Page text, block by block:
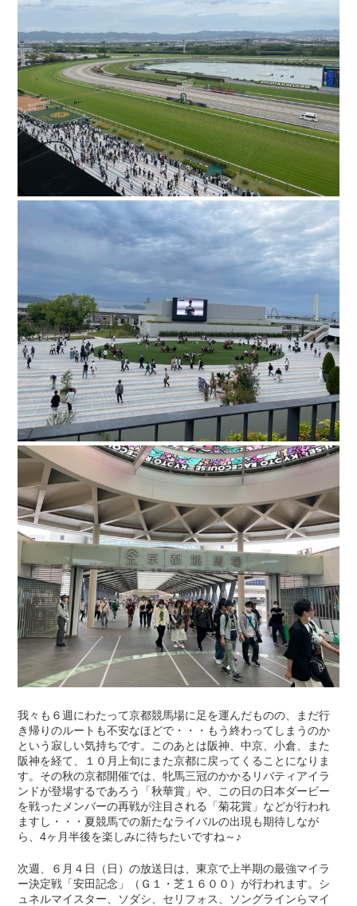
我々も６週にわたって京都競馬場に足を運んだものの、まだ行
き帰りのルートも不安なほどで・・・もう終わってしまうのか
という寂しい気持ちです。このあとは阪神、中京、小倉、また
阪神を経て、１０月上旬にまた京都に戻ってくることになりま
す。その秋の京都開催では、牝馬三冠のかかるリバティアイラ
ンドが登場するであろう「秋華賞」や、この日の日本ダービー
を戦ったメンバーの再戦が注目される「菊花賞」などが行われ
ますし・・・夏競馬での新たなライバルの出現も期待しなが
ら、4ヶ月半後を楽しみに待ちたいですね～♪
次週、６月４日（日）の放送日は、東京で上半期の最強マイラ
ー決定戦「安田記念」（Ｇ１・芝１６００）が行われます。シ
ュネルマイスター、ソダシ、セリフォス、ソングラインらマイ